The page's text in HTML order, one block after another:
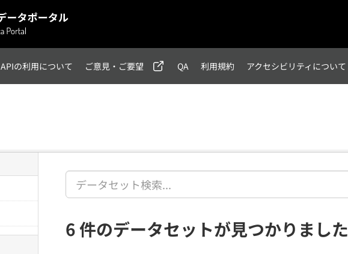
APIの利用について ご意見・ご要望 QA 利用規約 アクセシビリティについて
6 件のデータセットが見つかりました